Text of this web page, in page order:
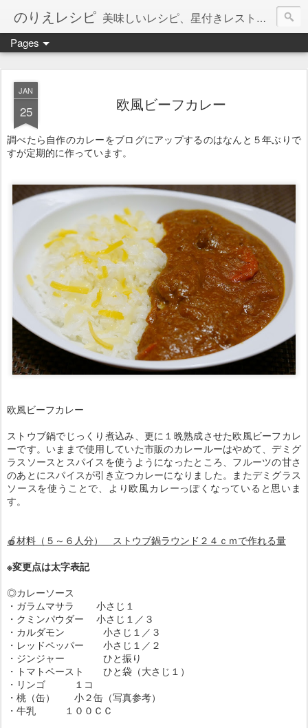
のりえレシピ 美味しいレシピ、星付きレストラン、絶品お取り寄せを紹介しています。
Pages
JAN
25 欧風ビーフカレー
調べたら自作のカレーをブログにアップするのはなんと５年ぶりで
すが定期的に作っています。
欧風ビーフカレー
ストウブ鍋でじっくり煮込み、更に１晩熟成させた欧風ビーフカレ
ーです。いままで使用していた市販のカレールーはやめて、デミグ
ラスソースとスパイスを使うようになったところ、フルーツの甘さ
のあとにスパイスが引き立つカレーになりました。またデミグラス
ソースを使うことで、より欧風カレーっぽくなっていると思いま
す。
🍎材料（５～６人分） ストウブ鍋ラウンド２４ｃｍで作れる量
※変更点は太字表記
◎カレーソース
・ガラムマサラ 小さじ１
・クミンパウダー 小さじ１／３
・カルダモン 小さじ１／３
・レッドペッパー 小さじ１／２
・ジンジャー ひと振り
・トマトペースト ひと袋（大さじ１）
・リンゴ １コ
・桃（缶） 小２缶（写真参考）
・牛乳 １００ＣＣ